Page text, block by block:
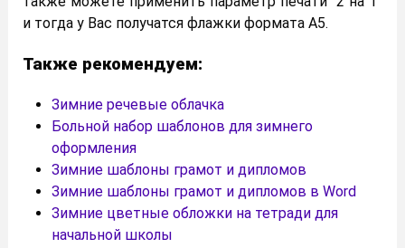
и тогда у Вас получатся флажки формата А5.
Также рекомендуем:
Зимние речевые облачка
Больной набор шаблонов для зимнего
оформления
Зимние шаблоны грамот и дипломов
Зимние шаблоны грамот и дипломов в Word
Зимние цветные обложки на тетради для
начальной школы